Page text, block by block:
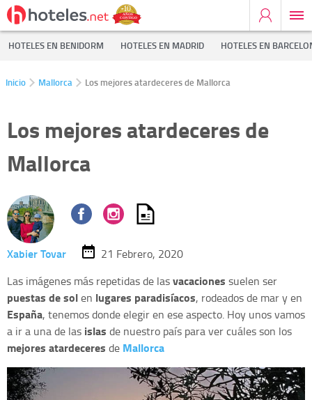
HOTELES EN BENIDORM HOTELES EN MADRID HOTELES EN
Inicio Mallorca Los mejores atardeceres de Mallorca
Los mejores atardeceres de
Mallorca
Xabier Tovar
21 Febrero, 2020
Las imágenes más repetidas de lasvacaciones suelen ser
puestas de solen lugares paradisíacos, rodeados de mar y en
España, tenemos donde elegir en ese aspecto. Hoy unos vamos
a ir a una de las islas de nuestro país para ver cuáles son los
mejores atardeceres de Mallorca